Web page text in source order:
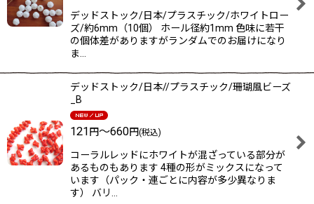
デッドストック/日本/プラスチック/ホワイトロー
ズ/約6mm（10個） ホール径約1mm 色味に若干
の個体差がありますがランダムでのお届けになり
ま…
デッドストック/日本//プラスチック/珊瑚風ビーズ
_B
121 円～660円(税込)
コーラルレッドにホワイトが混ざっている部分が
あるものもあります 4種の形がミックスになって
います（パック・連ごとに内容が多少異なりま
す） バリ…